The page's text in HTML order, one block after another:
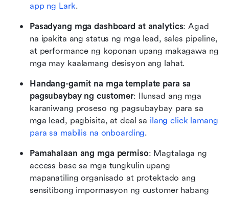
app ng Lark.
Pasadyang mga dashboard at analytics: Agad
na ipakita ang status ng mga lead, sales pipeline,
at performance ng koponan upang makagawa ng
mga may kaalamang desisyon ang lahat.
Handang-gamit na mga template para sa
pagsubaybay ng customer: Ilunsad ang mga
karaniwang proseso ng pagsubaybay para sa
mga lead, pagbisita, at deal sa ilang click lamang
para sa mabilis na onboarding.
Pamahalaan ang mga permiso: Magtalaga ng
access base sa mga tungkulin upang
mapanatiling organisado at protektado ang
sensitibong impormasyon ng customer habang